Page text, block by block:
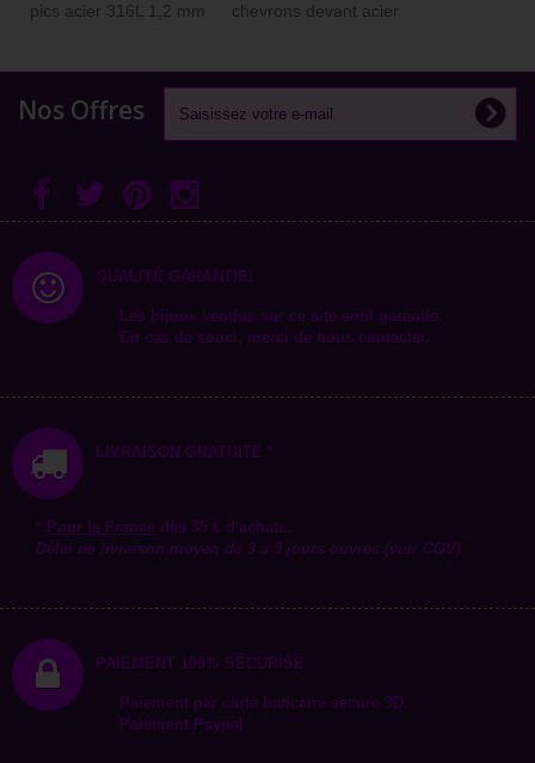
pics acier 316L 1,2 mm
chevrons devant acier
Nos Offres
QUALITÉ GARANTIE!
Les bijoux vendus sur ce site sont garantis.
En cas de souci, merci de nous contacter.
LIVRAISON GRATUITE *
* Pour la France dès 35 € d'achats.
Délai de livraison moyen de 3 à 9 jours ouvrés (voir CGV)
PAIEMENT 100% SÉCURISÉ
Paiement par carte bancaire secure 3D.
Paiement Paypal